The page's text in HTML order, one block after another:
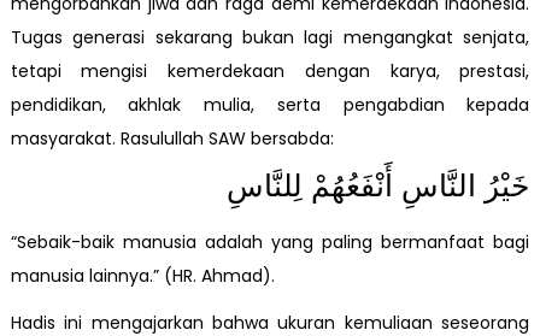
Tugas generasi sekarang bukan lagi mengangkat senjata,
tetapi mengisi kemerdekaan dengan karya, prestasi,
pendidikan, akhlak mulia, serta pengabdian kepada
masyarakat. Rasulullah SAW bersabda:
خَيْرُ النَّاسِ أَنْفَعُهُمْ لِلنَّاسِ
“Sebaik-baik manusia adalah yang paling bermanfaat bagi
manusia lainnya.” (HR. Ahmad).
Hadis ini mengajarkan bahwa ukuran kemuliaan seseorang